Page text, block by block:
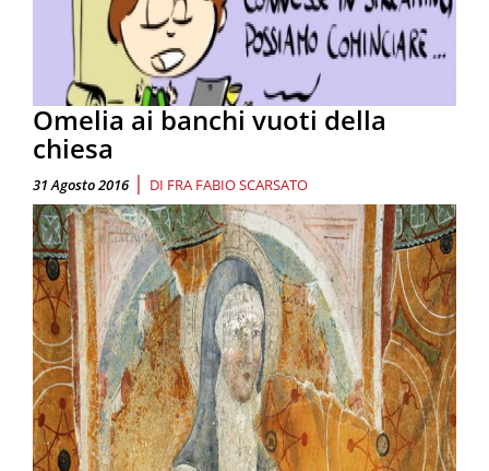
Omelia ai banchi vuoti della
chiesa
31 Agosto 2016 | DI FRA FABIO SCARSATO